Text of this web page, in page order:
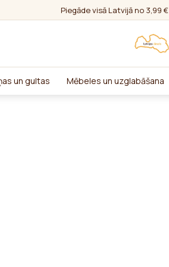
Piegāde visā Latvijā no 3,99 €
un gultas Mēbeles un uzglabāšana